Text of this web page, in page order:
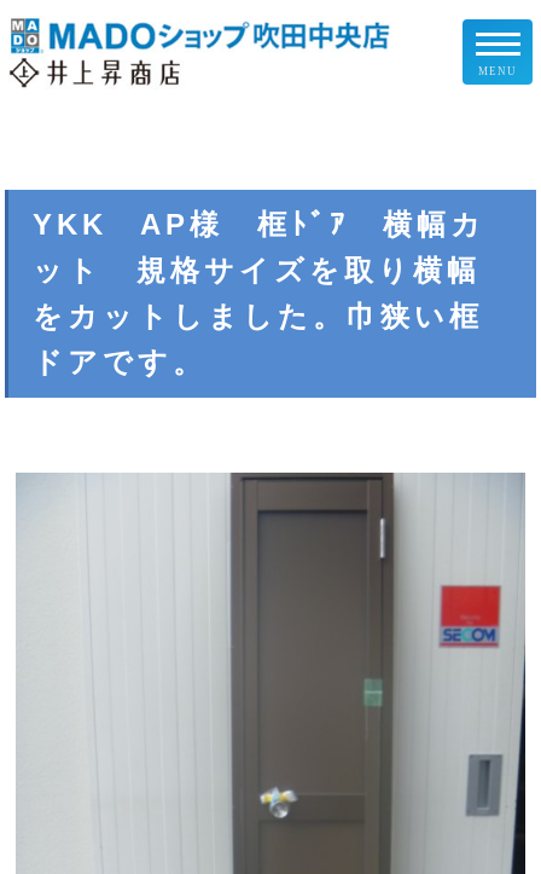
お客様の声
施工事例
企業情報
スタッフ紹介
スタッフブログ
プライバシーポリシー
MENU
YKK AP様 框ﾄﾞｱ 横幅カ
ット 規格サイズを取り横幅
をカットしました。巾狭い框
ドアです。